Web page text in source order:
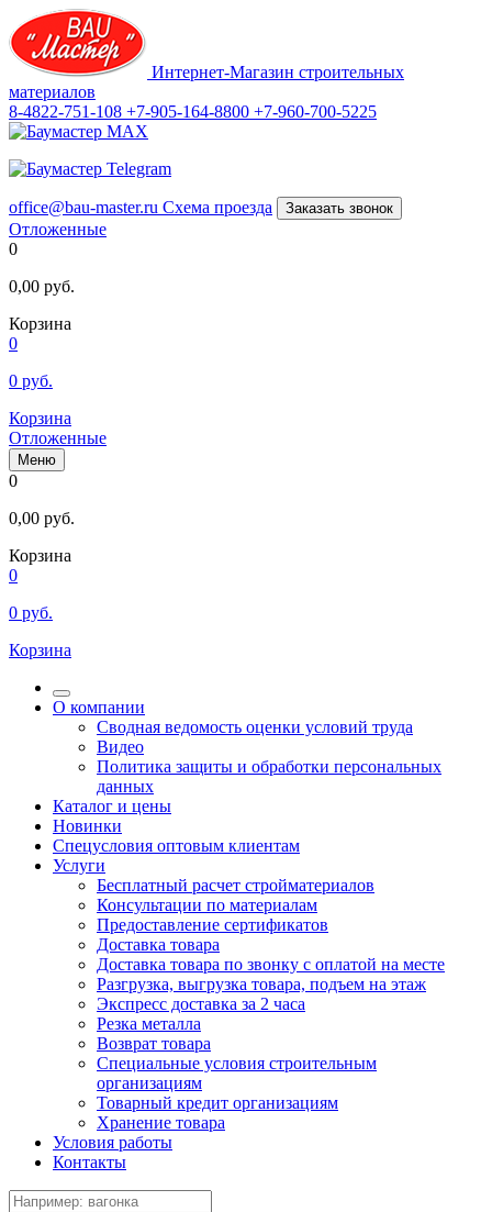
Интернет-Магазин строительных
материалов
8-4822-751-108 +7-905-164-8800 +7-960-700-5225
office@bau-master.ru Схема проезда Заказать звонок
Отложенные
0
0,00 руб.
Корзина
0
0 руб.
Корзина
Отложенные
Меню
0
0,00 руб.
Корзина
0
0 руб.
Корзина
О компании
Сводная ведомость оценки условий труда
Видео
Политика защиты и обработки персональных
данных
Каталог и цены
Новинки
Спецусловия оптовым клиентам
Услуги
Бесплатный расчет стройматериалов
Консультации по материалам
Предоставление сертификатов
Доставка товара
Доставка товара по звонку с оплатой на месте
Разгрузка, выгрузка товара, подъем на этаж
Экспресс доставка за 2 часа
Резка металла
Возврат товара
Специальные условия строительным
организациям
Товарный кредит организациям
Хранение товара
Условия работы
Контакты